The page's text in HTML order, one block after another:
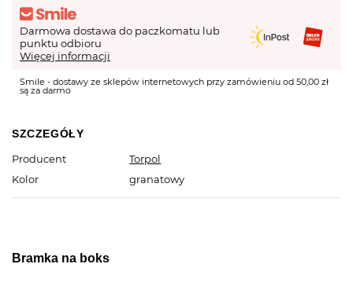
Darmowa dostawa do paczkomatu lub
punktu odbioru
Więcej informacji
Smile - dostawy ze sklepów internetowych przy zamówieniu od 50,00 zł
są za darmo
SZCZEGÓŁY
Producent
Torpol
Kolor
granatowy
Bramka na boks